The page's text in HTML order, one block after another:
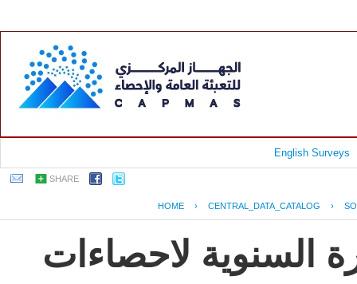
English Surveys
SHARE
HOME › CENTRAL_DATA_CATALOG ›
السنوية لاحصاءات